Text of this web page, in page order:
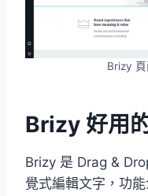
Brizy
Brizy 好用
Brizy 是 Drag &
覺式編輯文字，功